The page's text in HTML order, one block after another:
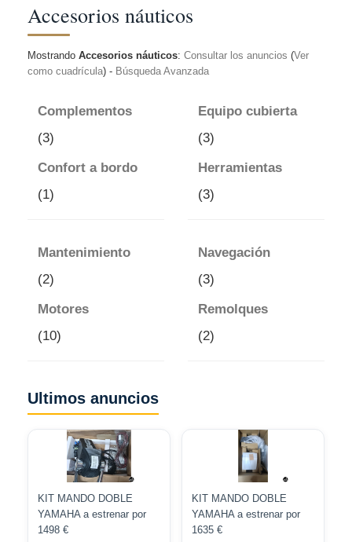
Accesorios náuticos
Mostrando Accesorios náuticos: Consultar los anuncios (Ver
como cuadrícula) - Búsqueda Avanzada
Complementos
(3)
Confort a bordo
(1)
Equipo cubierta
(3)
Herramientas
(3)
Mantenimiento
(2)
Motores
(10)
Navegación
(3)
Remolques
(2)
Ultimos anuncios
KIT MANDO DOBLE
YAMAHA a estrenar por
1498 €
KIT MANDO DOBLE
YAMAHA a estrenar por
1635 €